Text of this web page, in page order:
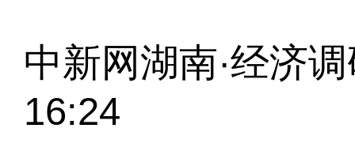
中新网湖南·经济
16:24